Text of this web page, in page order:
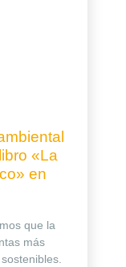
«La
en
que la
más